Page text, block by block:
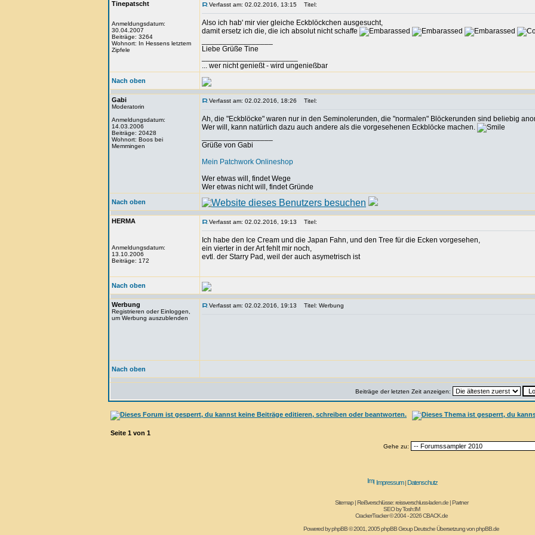
Tinepatscht
Anmeldungsdatum:
30.04.2007
Beiträge: 3264
Wohnort: In Hessens letztem
Zipfele
Verfasst am: 02.02.2016, 13:15 Titel:
Also ich hab' mir vier gleiche Eckblöckchen ausgesucht,
damit ersetz ich die, die ich absolut nicht schaffe
Liebe Grüße Tine
... wer nicht genießt - wird ungenießbar
Nach oben
Gabi
Moderatorin
Anmeldungsdatum:
14.03.2006
Beiträge: 20428
Wohnort: Boos bei
Memmingen
Verfasst am: 02.02.2016, 18:26 Titel:
Ah, die "Eckblöcke" waren nur in den Seminolerunden, die "normalen" Blöckerunden sind beliebig
Wer will, kann natürlich dazu auch andere als die vorgesehenen Eckblöcke machen.
Grüße von Gabi
Mein Patchwork Onlineshop
Wer etwas will, findet Wege
Wer etwas nicht will, findet Gründe
Nach oben
HERMA
Anmeldungsdatum:
13.10.2006
Beiträge: 172
Verfasst am: 02.02.2016, 19:13 Titel:
Ich habe den Ice Cream und die Japan Fahn, und den Tree für die Ecken vorgesehen,
ein vierter in der Art fehlt mir noch,
evtl. der Starry Pad, weil der auch asymetrisch ist
Nach oben
Werbung
Registrieren oder Einloggen,
um Werbung auszublenden
Verfasst am: 02.02.2016, 19:13 Titel: Werbung
Nach oben
Beiträge der letzten Zeit anzeigen:
Seite 1 von 1
Gehe zu:
Impressum| Datenschutz
Sitemap|Reißverschlüsse: reissverschluss-laden.de|Partner
SEO byTosh:IM
CrackerTracker © 2004 - 2026CBACK.de
Powered byphpBB© 2001, 2005 phpBB Group Deutsche Übersetzung vonphpBB.de